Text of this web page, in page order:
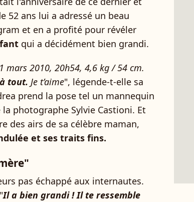
52 ans lui a adressé un beau
et en a profité pour révéler
qui a décidément bien grandi.
mars 2010, 20h54, 4,6 kg / 54 cm.
tout. Je t’aime", légende-t-elle sa
prend la pose tel un mannequin
photographe Sylvie Castioni. Et
des airs de sa célèbre maman,
et ses traits fins.
pas échappé aux internautes.
Il a bien grandi ! Il te ressemble